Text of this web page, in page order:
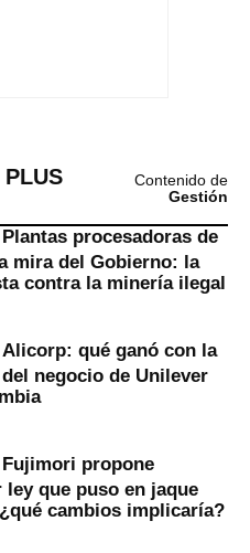
Contenido de
Gestión
Plantas procesadoras de
mira del Gobierno: la
contra la minería ilegal
Alicorp: qué ganó con la
negocio de Unilever
Fujimori propone
ley que puso en jaque
cambios implicaría?